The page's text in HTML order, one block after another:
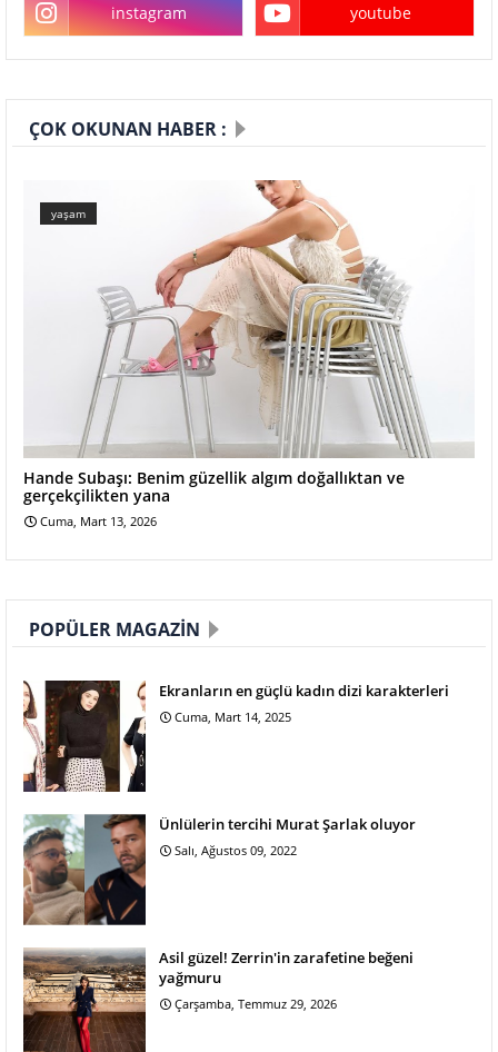
instagram youtube
ÇOK OKUNAN HABER :
yaşam
Hande Subaşı: Benim güzellik algım doğallıktan ve
gerçekçilikten yana
Cuma, Mart 13, 2026
POPÜLER MAGAZIN
Ekranların en güçlü kadın dizi karakterleri
Cuma, Mart 14, 2025
Ünlülerin tercihi Murat Şarlak oluyor
Salı, Ağustos 09, 2022
Asil güzel! Zerrin'in zarafetine beğeni
yağmuru
Çarşamba, Temmuz 29, 2026